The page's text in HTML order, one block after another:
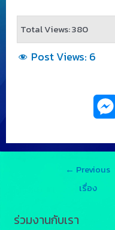
Total Views: 380
Post Views: 6
← Previous
เรื่อง
ร่วมงานกับเรา